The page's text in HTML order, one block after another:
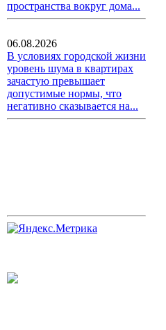
пространства вокруг дома...
06.08.2026
В условиях городской жизни
уровень шума в квартирах
зачастую превышает
допустимые нормы, что
негативно сказывается на...